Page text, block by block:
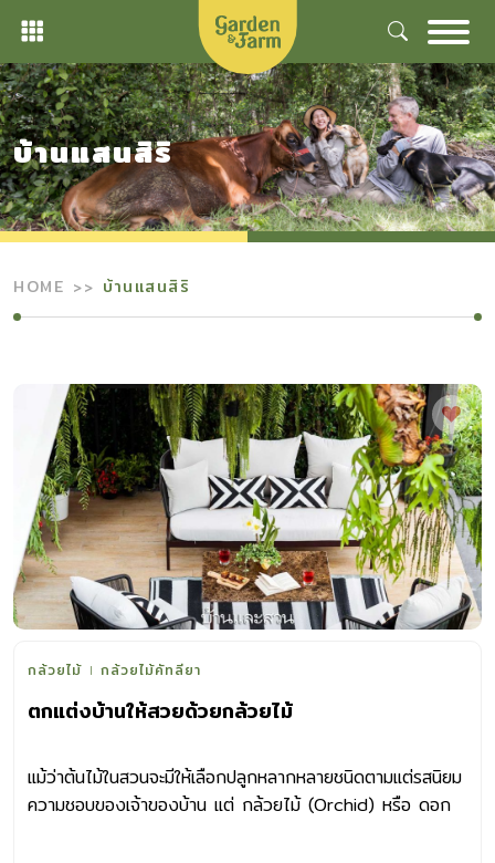
Skip
content
บ้านแสนสิริ
HOME บ้านแสนสิริ
กล้วยไม้ กล้วยไม้คัทลียา
ตกแต่งบ้านให้สวยด้วยกล้วยไม้
แม้ว่าต้นไม้ในสวนจะมีให้เลือกปลูกหลากหลายชนิดตามแต่รสนิยม
ความชอบของเจ้าของบ้าน แต่ กล้วยไม้ (Orchid) หรือ ดอก